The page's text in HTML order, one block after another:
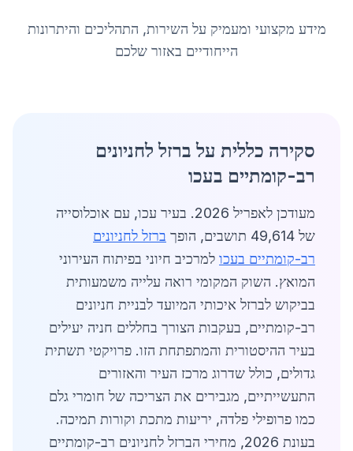
מידע מקצועי ומעמיק על השירות, התהליכים והיתרונות
הייחודיים באזור שלכם
סקירה כללית על ברזל לחניונים
רב-קומתיים בעכו
מעודכן לאפריל 2026. בעיר עכו, עם אוכלוסייה
של 49,614 תושבים, הופך
ברזל לחניונים
רב-קומתיים בעכו למרכיב חיוני בפיתוח העירוני
המואץ. השוק המקומי רואה עלייה משמעותית
בביקוש לברזל איכותי המיועד לבניית חניונים
רב-קומתיים, בעקבות הצורך בחללים חניה יעילים
בעיר ההיסטורית והמתפתחת הזו. פרויקטי תשתית
גדולים, כולל שדרוג מרכז העיר והאזורים
התעשייתיים, מגבירים את הצריכה של חומרי גלם
כמו פרופילי פלדה, יריעות מתכת וקורות תמיכה.
בעונת 2026, מחירי הברזל לחניונים רב-קומתיים